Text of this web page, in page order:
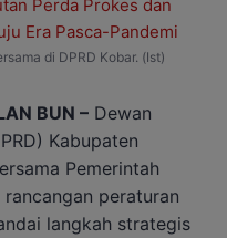
di DPRD Kobar. (Ist)
BUN – Dewan
Kabupaten
Pemerintah
peraturan
langkah strategis